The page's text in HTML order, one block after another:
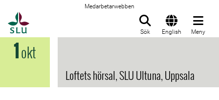
Medarbetarwebben
Sök English Meny
1okt
Loftets hörsal, SLU Ultuna, Uppsala